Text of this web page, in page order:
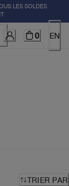
LES SOLDES
0 EN
TRIER PAR